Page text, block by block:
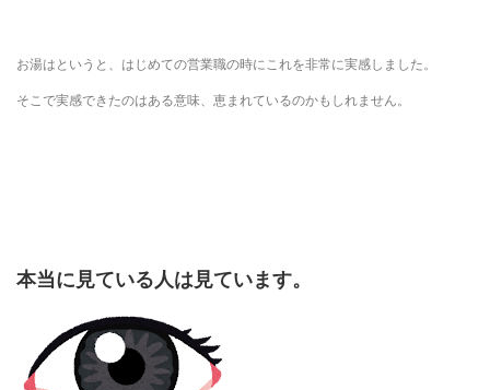
お湯はというと、はじめての営業職の時にこれを非常に実感しました。
そこで実感できたのはある意味、恵まれているのかもしれません。
本当に見ている人は見ています。